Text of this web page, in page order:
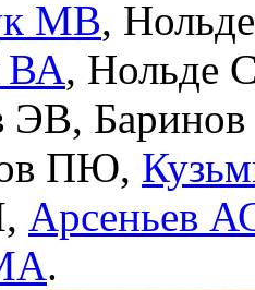
МВ,
ВА, Нольде
ЭВ,
ПЮ,
Арсеньев
.